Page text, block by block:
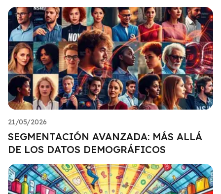
21/05/2026
SEGMENTACIÓN AVANZADA: MÁS ALLÁ
DE LOS DATOS DEMOGRÁFICOS